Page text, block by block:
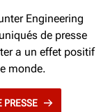
Engineering
de presse
a un effet positif
monde.
PRESSE